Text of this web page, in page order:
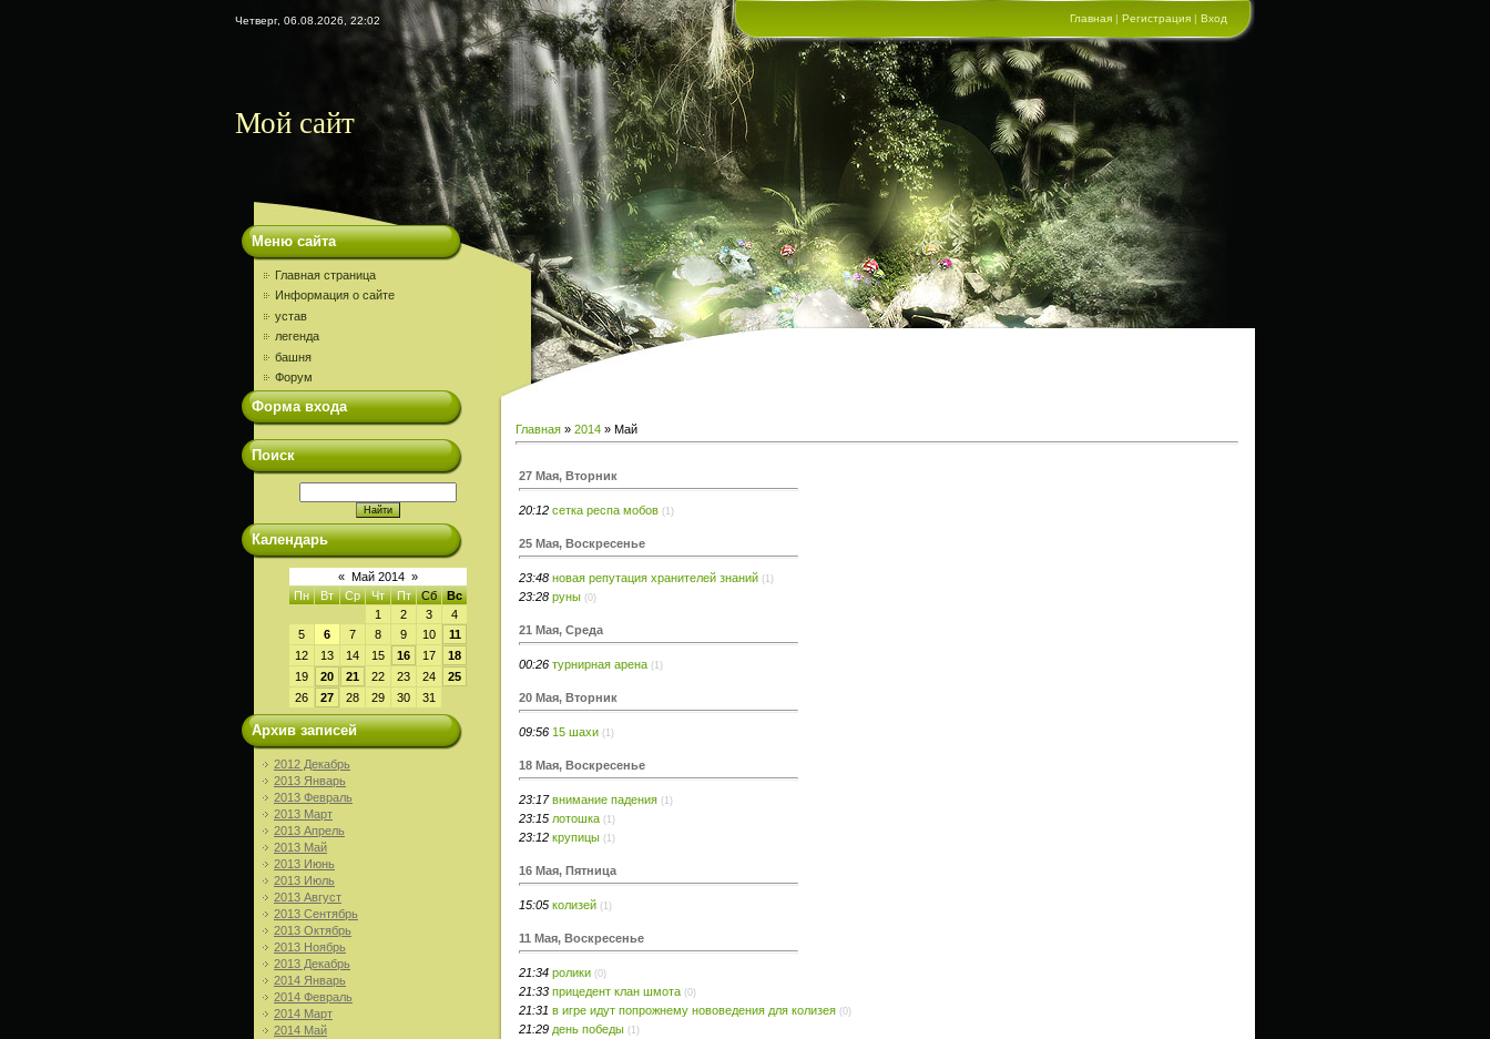
Четверг, 06.08.2026, 22:02 Главная | Регистрация | Вход
Мой сайт
Меню сайта
Главная страница
Информация о сайте
устав
легенда
башня
Форум
Форма входа
Поиск
Календарь
« Май 2014 »
Пн
Вт Ср Чт Пт Сб
Вс
1
2 3
4
5
6 7 8 9 10
11
12
13 14 15 16 17
18
19
20 21 22 23 24
25
26
27 28 29 30 31
Архив записей
2012 Декабрь
2013 Январь
2013 Февраль
2013 Март
2013 Апрель
2013 Май
2013 Июнь
2013 Июль
2013 Август
2013 Сентябрь
2013 Октябрь
2013 Ноябрь
2013 Декабрь
2014 Январь
2014 Февраль
2014 Март
2014 Май
Главная » 2014 » Май
27 Мая, Вторник
20:12 сетка респа мобов (1)
25 Мая, Воскресенье
23:48 новая репутация хранителей знаний (1)
23:28 руны (0)
21 Мая, Среда
00:26 турнирная арена (1)
20 Мая, Вторник
09:56 15 шахи (1)
18 Мая, Воскресенье
23:17 внимание падения (1)
23:15 лотошка (1)
23:12 крупицы (1)
16 Мая, Пятница
15:05 колизей (1)
11 Мая, Воскресенье
21:34 ролики (0)
21:33 прицедент клан шмота (0)
21:31 в игре идут попрожнему нововедения для колизея (0)
21:29 день победы (1)